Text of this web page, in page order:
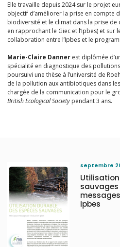
Elle travaille depuis 2024 sur le projet
objectif d’améliorer la prise en compte
biodiversité et le climat dans la prise
en rapprochant le Giec et l’Ipbes) et sur
collaboration entre l’Ipbes et le
Marie-Claire Danner est diplômée
spécialité en diagnostique des
poursuivi une thèse à l’université de
de la pollution aux antibiotiques dans les
chargée de la communication pour le
British Ecological Society pendant 3 ans.
septembre
sauvages
Ipbes